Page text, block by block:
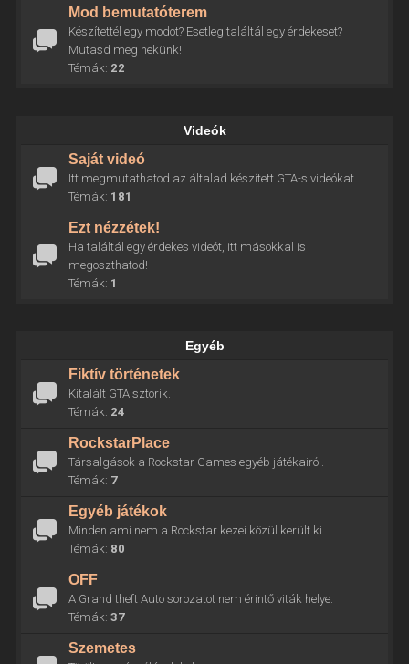
Mod bemutatóterem
Készítettél egy modot? Esetleg találtál egy érdekeset?
Mutasd meg nekünk!
Témák: 22
Videók
Saját videó
Itt megmutathatod az általad készített GTA-s videókat.
Témák: 181
Ezt nézzétek!
Ha találtál egy érdekes videót, itt másokkal is
megoszthatod!
Témák: 1
Egyéb
Fiktív történetek
Kitalált GTA sztorik.
Témák: 24
RockstarPlace
Társalgások a Rockstar Games egyéb játékairól.
Témák: 7
Egyéb játékok
Minden ami nem a Rockstar kezei közül került ki.
Témák: 80
OFF
A Grand theft Auto sorozatot nem érintő viták helye.
Témák: 37
Szemetes